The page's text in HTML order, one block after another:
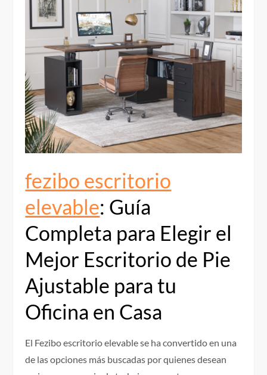
fezibo escritorio
elevable: Guía
Completa para Elegir el
Mejor Escritorio de Pie
Ajustable para tu
Oficina en Casa
El Fezibo escritorio elevable se ha convertido en una
de las opciones más buscadas por quienes desean